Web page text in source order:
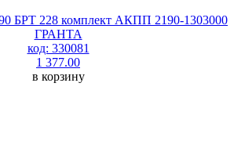
БРТ 228 комплект АКПП 2190-1303000
ГРАНТА
код: 330081
1 377.00
в корзину